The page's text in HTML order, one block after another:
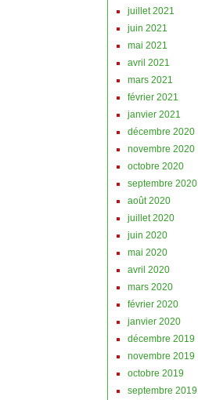
juillet 2021
juin 2021
mai 2021
avril 2021
mars 2021
février 2021
janvier 2021
décembre 2020
novembre 2020
octobre 2020
septembre 2020
août 2020
juillet 2020
juin 2020
mai 2020
avril 2020
mars 2020
février 2020
janvier 2020
décembre 2019
novembre 2019
octobre 2019
septembre 2019